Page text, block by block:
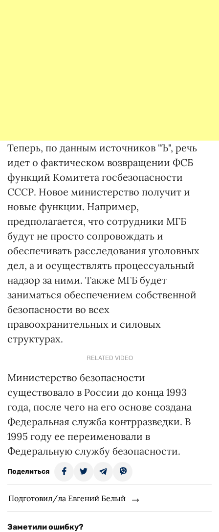
Теперь, по данным источников "Ъ", речь
идет о фактическом возвращении ФСБ
функций Комитета госбезопасности
СССР. Новое министерство получит и
новые функции. Например,
предполагается, что сотрудники МГБ
будут не просто сопровождать и
обеспечивать расследования уголовных
дел, а и осуществлять процессуальный
надзор за ними. Также МГБ будет
заниматься обеспечением собственной
безопасности во всех
правоохранительных и силовых
структурах.
RELATED VIDEO
Министерство безопасности
существовало в России до конца 1993
года, после чего на его основе создана
Федеральная служба контрразведки. В
1995 году ее переименовали в
Федеральную службу безопасности.
Поделиться
Подготовил/ла Евгений Белый
Заметили ошибку?